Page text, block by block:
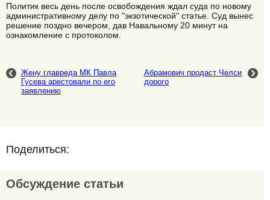
Политик весь день после освобождения ждал суда по новому
административному делу по "экзотической" статье. Суд вынес
решение поздно вечером, дав Навальному 20 минут на
ознакомление с протоколом.
Жену главреда МК Павла
Гусева арестовали по его
заявлению
Абрамович продаст Челси
дорого
Поделиться:
Обсуждение статьи